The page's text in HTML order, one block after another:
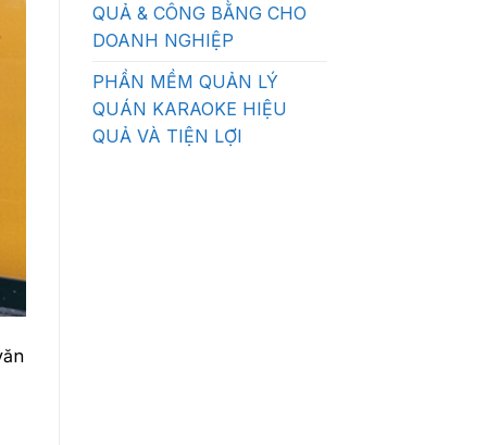
QUẢ & CÔNG BẰNG CHO
DOANH NGHIỆP
PHẦN MỀM QUẢN LÝ
QUÁN KARAOKE HIỆU
QUẢ VÀ TIỆN LỢI